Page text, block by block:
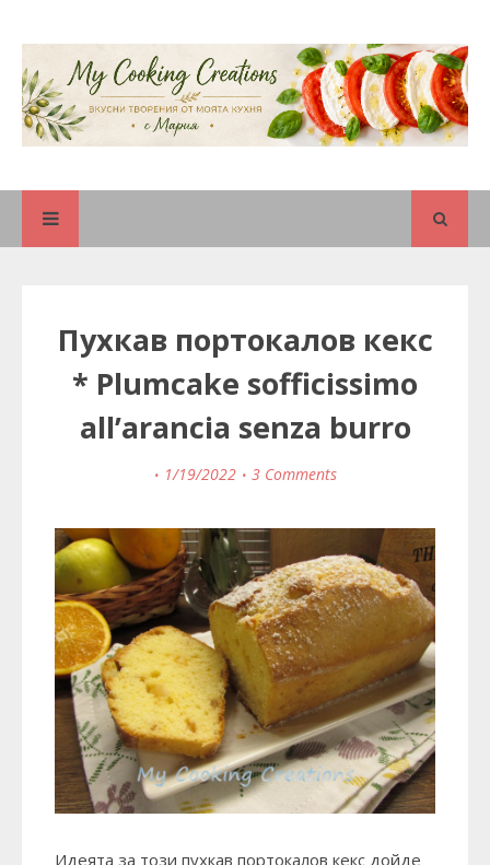
Пухкав портокалов кекс
* Plumcake sofficissimo
all’arancia senza burro
1/19/2022 3 Comments
Идеята за този пухкав портокалов кекс дойде